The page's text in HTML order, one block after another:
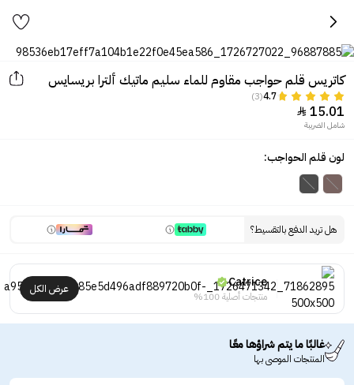
كاتريس قلم حواجب مقاوم للماء سليم ماتيك ألترا بريسايس
4.7
(3)
15.01

شامل الضريبة
لون قلم الحواجب:
هل تريد الدفع بالتقسيط؟
Catrice
منتجات أصلية 100%
عرض الكل
غالبًا ما يتم شراؤها معًا
المنتجات الموصى بها